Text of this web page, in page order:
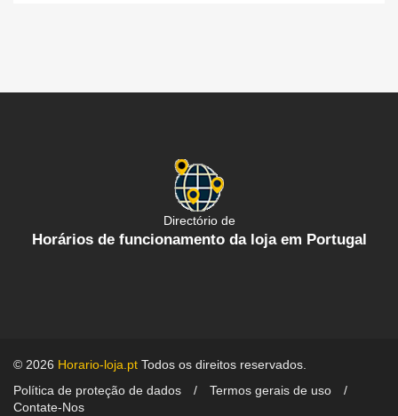
Directório de
Horários de funcionamento da loja em Portugal
© 2026 Horario-loja.pt Todos os direitos reservados.
Política de proteção de dados
Termos gerais de uso
Contate-Nos